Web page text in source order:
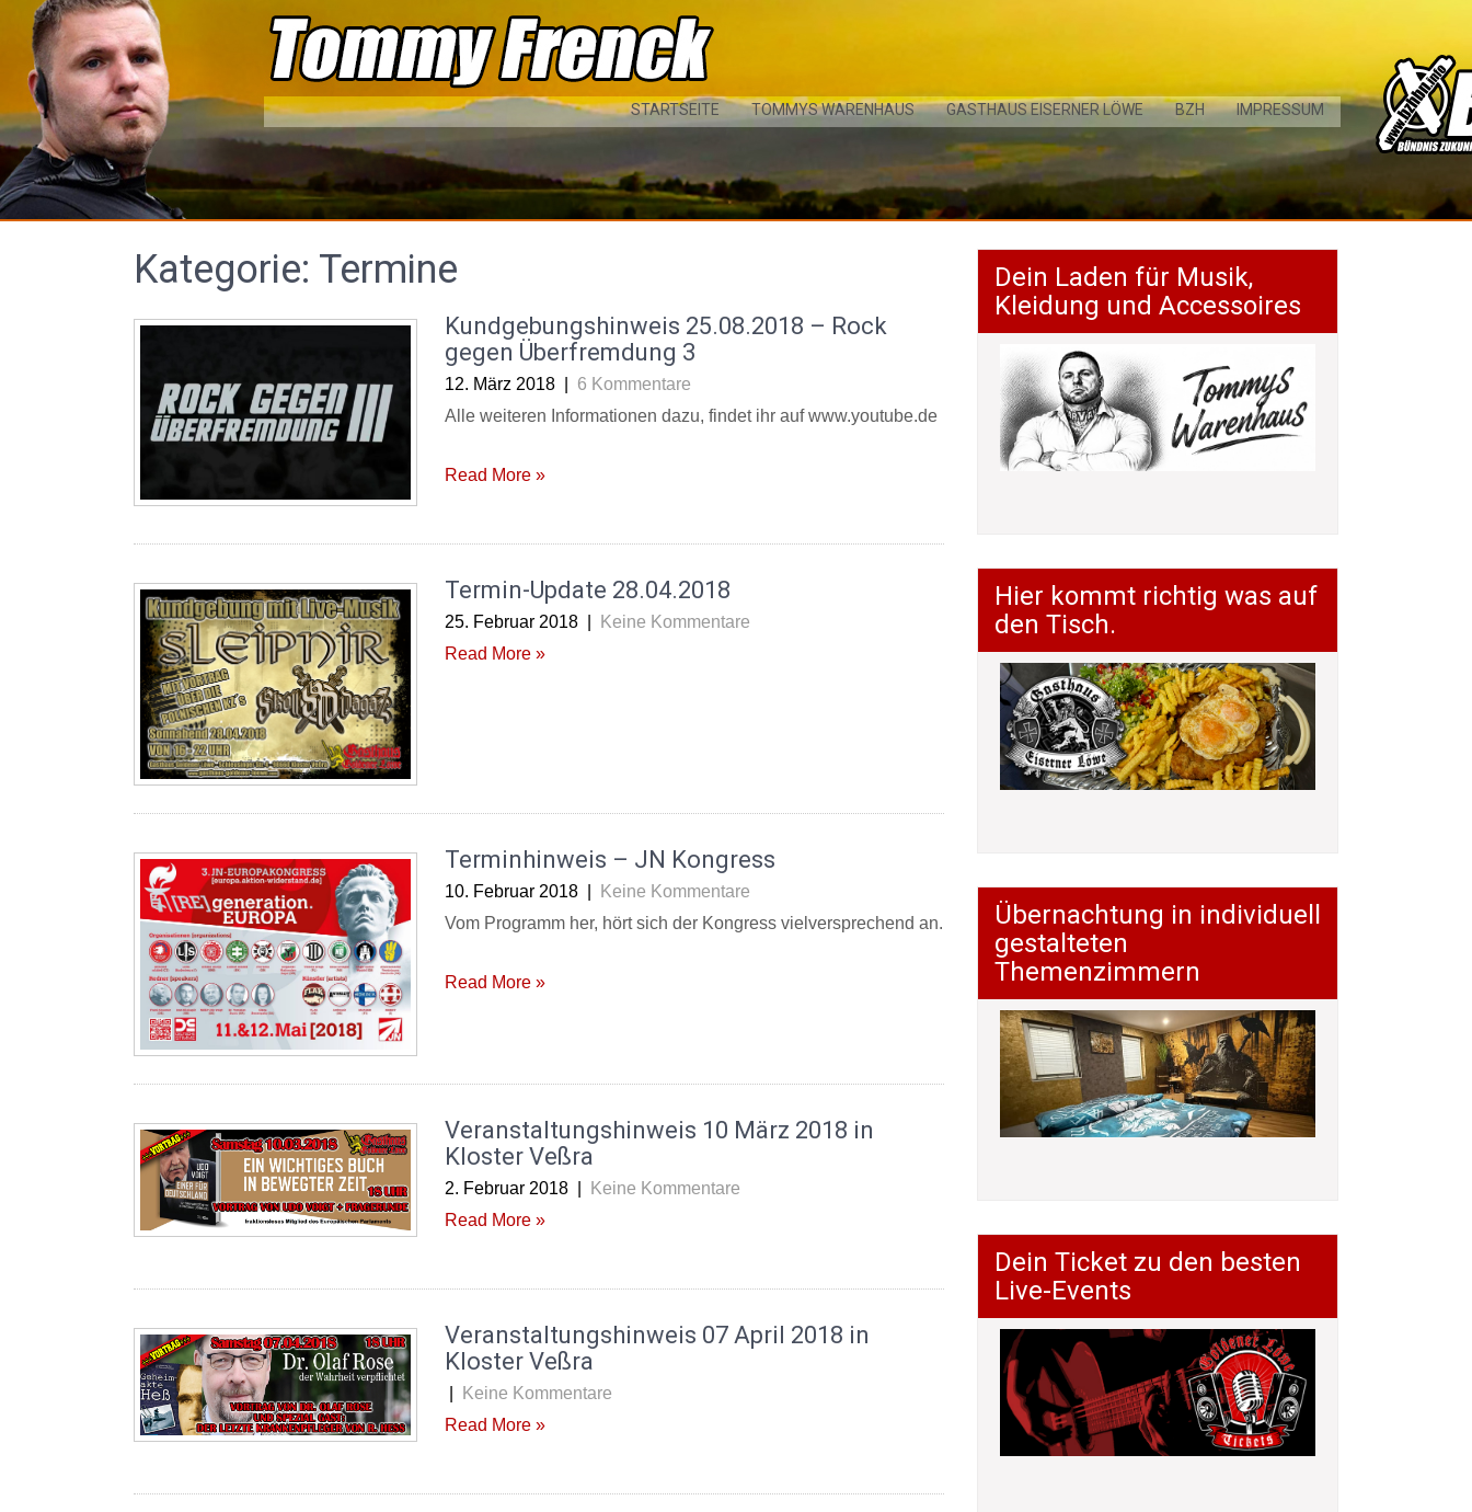
content
STARTSEITE TOMMYS WARENHAUS GASTHAUS EISERNER LÖWE BZH IMPRESSUM
Kategorie: Termine
Kundgebungshinweis 25.08.2018 – Rock
gegen Überfremdung 3
12. März 2018
6 Kommentare
Alle weiteren Informationen dazu, findet ihr auf www.youtube.de
Read More »
Termin-Update 28.04.2018
25. Februar 2018
Keine Kommentare
Read More »
Terminhinweis – JN Kongress
10. Februar 2018
Keine Kommentare
Vom Programm her, hört sich der Kongress vielversprechend an.
Read More »
Veranstaltungshinweis 10 März 2018 in
Kloster Veßra
2. Februar 2018
Keine Kommentare
Read More »
Veranstaltungshinweis 07 April 2018 in
Kloster Veßra
Keine Kommentare
Read More »
Dein Laden für Musik,
Kleidung und Accessoires
Hier kommt richtig was auf
den Tisch.
Übernachtung in individuell
gestalteten
Themenzimmern
Dein Ticket zu den besten
Live-Events